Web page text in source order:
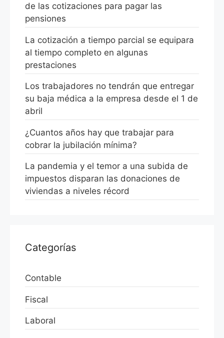
de las cotizaciones para pagar las
pensiones
La cotización a tiempo parcial se equipara
al tiempo completo en algunas
prestaciones
Los trabajadores no tendrán que entregar
su baja médica a la empresa desde el 1 de
abril
¿Cuantos años hay que trabajar para
cobrar la jubilación mínima?
La pandemia y el temor a una subida de
impuestos disparan las donaciones de
viviendas a niveles récord
Categorías
Contable
Fiscal
Laboral